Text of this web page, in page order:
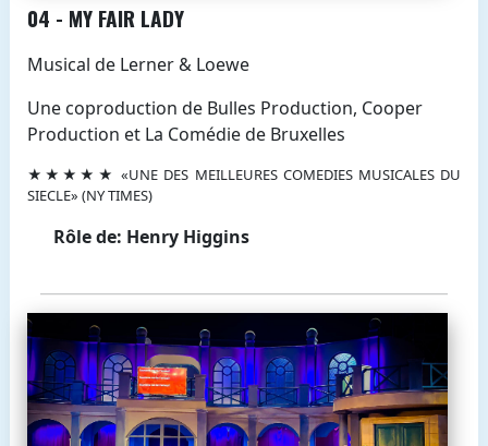
04 - MY FAIR LADY
Musical de Lerner & Loewe
Une coproduction de Bulles Production, Cooper
Production et La Comédie de Bruxelles
★★★★★ «UNE DES MEILLEURES COMEDIES MUSICALES DU
SIECLE» (NY TIMES)
Rôle de: Henry Higgins